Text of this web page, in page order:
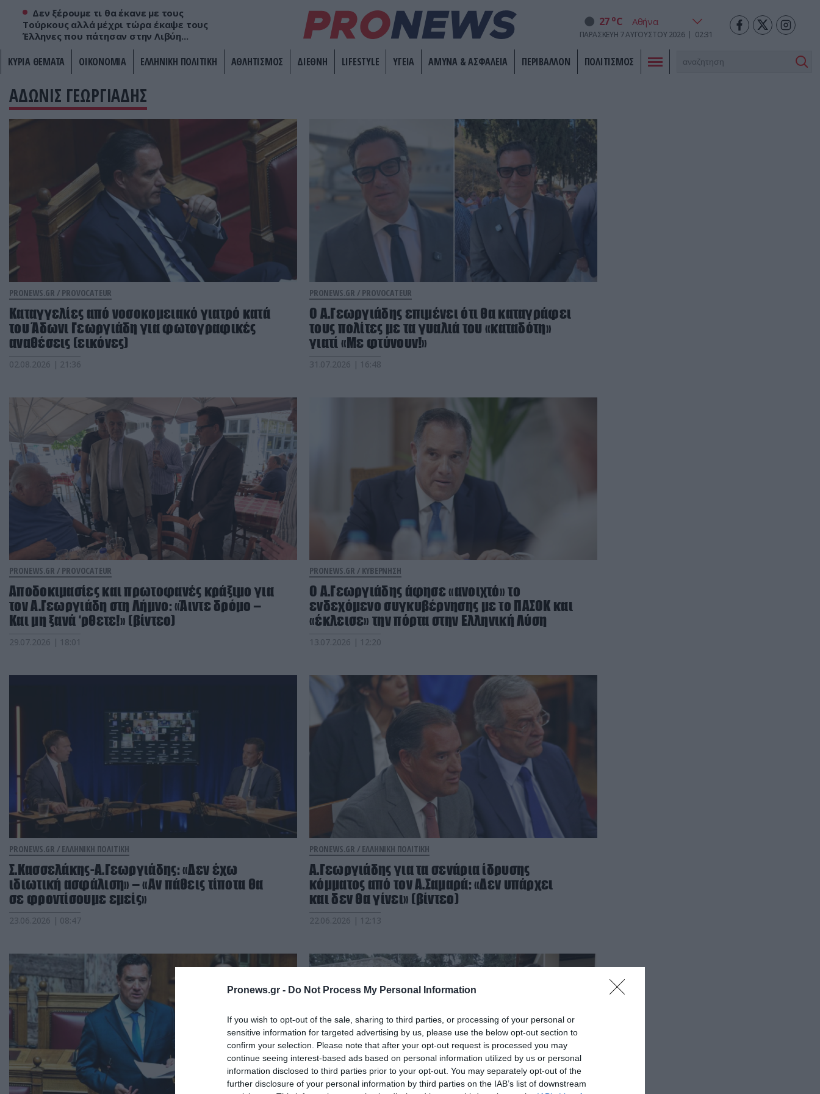
Pronews.gr - Do Not Process My Personal Information
If you wish to opt-out of the sale, sharing to third parties, or processing of your personal or
sensitive information for targeted advertising by us, please use the below opt-out section to
confirm your selection. Please note that after your opt-out request is processed you may
continue seeing interest-based ads based on personal information utilized by us or personal
information disclosed to third parties prior to your opt-out. You may separately opt-out of the
further disclosure of your personal information by third parties on the IAB’s list of downstream
Δεν ξέρουμε τι θα έκανε με τους
Τούρκους αλλά μέχρι τώρα έκαψε τους
Έλληνες που πάτησαν στην Λιβύη...
27 oC
ΠΑΡΑΣΚΕΥΉ 7ΑΥΓΟΎΣΤΟΥ 2026 02:31
ΚΥΡΙΑ ΘΕΜΑΤΑ ΟΙΚΟΝΟΜΙΑ ΕΛΛΗΝΙΚΗ ΠΟΛΙΤΙΚΗ ΑΘΛΗΤΙΣΜΟΣ ΔΙΕΘΝΗ LIFESTYLE ΥΓΕΙΑ ΑΜΥΝΑ & ΑΣΦΑΛΕΙΑ ΠΕΡΙΒΑΛΛΟΝ ΠΟΛΙΤΙΣΜΟΣ
ΑΔΩΝΙΣ ΓΕΩΡΓΙΑΔΗΣ
PRONEWS.GR / PROVOCATEUR
Καταγγελίες από νοσοκομειακό γιατρό κατά
του Άδωνι Γεωργιάδη για φωτογραφικές
αναθέσεις (εικόνες)
02.08.2026 | 21:36
PRONEWS.GR / PROVOCATEUR
Ο Α.Γεωργιάδης επιμένει ότι θα καταγράφει
τους πολίτες με τα γυαλιά του «καταδότη»
γιατί «Με φτύνουν!»
31.07.2026 | 16:48
PRONEWS.GR / PROVOCATEUR
Αποδοκιμασίες και πρωτοφανές κράξιμο για
τον Α.Γεωργιάδη στη Λήμνο: «Άιντε δρόμο –
Και μη ξανά ‘ρθετε!» (βίντεο)
29.07.2026 | 18:01
PRONEWS.GR / ΚΥΒΕΡΝΗΣΗ
Ο Α.Γεωργιάδης άφησε «ανοιχτό» το
ενδεχόμενο συγκυβέρνησης με το ΠΑΣΟΚ και
«έκλεισε» την πόρτα στην Ελληνική Λύση
13.07.2026 | 12:20
PRONEWS.GR / ΕΛΛΗΝΙΚΗ ΠΟΛΙΤΙΚΗ
Σ.Κασσελάκης-Α.Γεωργιάδης: «Δεν έχω
ιδιωτική ασφάλιση» – «Αν πάθεις τίποτα θα
σε φροντίσουμε εμείς»
23.06.2026 | 08:47
PRONEWS.GR / ΕΛΛΗΝΙΚΗ ΠΟΛΙΤΙΚΗ
Α.Γεωργιάδης για τα σενάρια ίδρυσης
κόμματος από τον Α.Σαμαρά: «Δεν υπάρχει
και δεν θα γίνει» (βίντεο)
22.06.2026 | 12:13